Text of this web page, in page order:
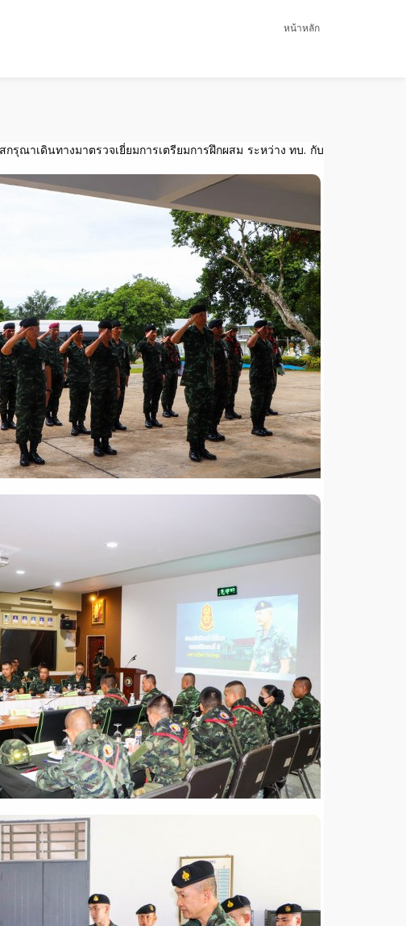
หน้าหลัก
ณาเดินทางมาตรวจเยี่ยมการเตรียมการฝึกผสม ระหว่าง ทบ. กับ